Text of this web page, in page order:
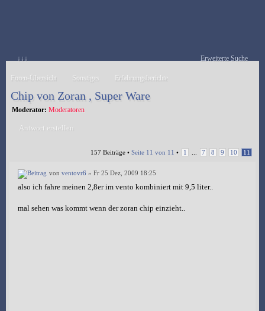
↓↓↓ Erweiterte Suche
Foren-Übersicht Sonstiges Erfahrungsberichte
Chip von Zoran , Super Ware
Moderator: Moderatoren
Antwort erstellen
157 Beiträge • Seite 11 von 11 • 1 7 8 9 10 11
von ventovr6 » Fr 25 Dez, 2009 18:25
also ich fahre meinen 2,8er im vento kombiniert mit 9,5 liter..
mal sehen was kommt wenn der zoran chip einzieht..